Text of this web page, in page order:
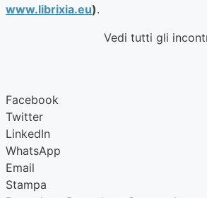
www.librixia.eu).
Vedi tutti gli
Facebook
Twitter
LinkedIn
WhatsApp
Email
Stampa